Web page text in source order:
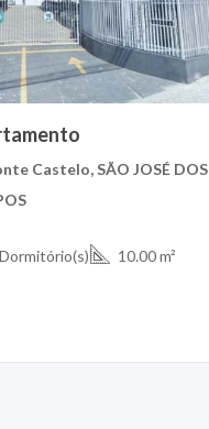
Castelo, SÃO JOSÉ DOS
10.00 m²